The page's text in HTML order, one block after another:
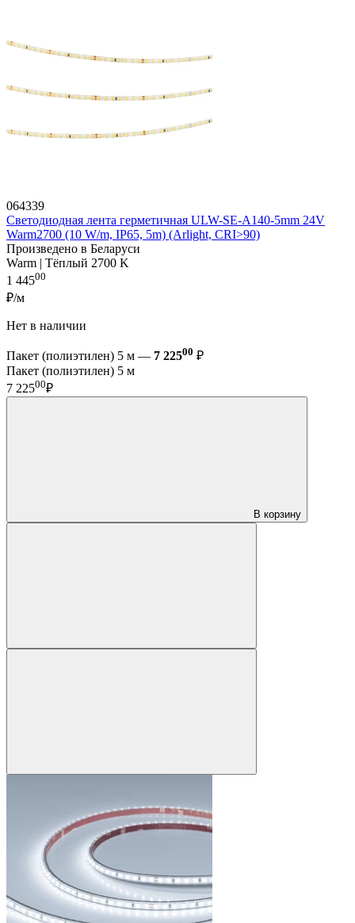
064339
Светодиодная лента герметичная ULW-SE-A140-5mm 24V
Warm2700 (10 W/m, IP65, 5m) (Arlight, CRI>90)
Произведено в Беларуси
Warm | Тёплый 2700 K
1 44500
₽/м
Нет в наличии
Пакет (полиэтилен) 5 м — 7 22500 ₽
Пакет (полиэтилен) 5 м
7 22500₽
В корзину